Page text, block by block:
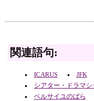
関連語句:
ICARUS JFK
シアター・ドラマシ
ベルサイユのばら